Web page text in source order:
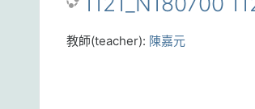
教師(teacher): 陳嘉元